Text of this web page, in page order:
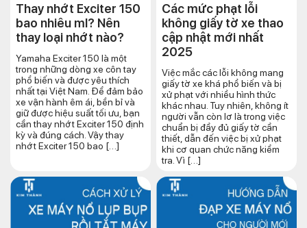
Thay nhớt Exciter 150
bao nhiêu ml? Nên
thay loại nhớt nào?
Yamaha Exciter 150 là một
trong những dòng xe côn tay
phổ biến và được yêu thích
nhất tại Việt Nam. Để đảm bảo
xe vận hành êm ái, bền bỉ và
giữ được hiệu suất tối ưu, bạn
cần thay nhớt Exciter 150 định
kỳ và đúng cách. Vậy thay
nhớt Exciter 150 bao […]
Các mức phạt lỗi
không giấy tờ xe thao
cập nhật mới nhất
2025
Việc mắc các lỗi không mang
giấy tờ xe khá phổ biến và bị
xử phạt với nhiều hình thức
khác nhau. Tuy nhiên, không ít
người vẫn còn lơ là trong việc
chuẩn bị đầy đủ giấy tờ cần
thiết, dẫn đến việc bị xử phạt
khi cơ quan chức năng kiểm
tra. Vì […]